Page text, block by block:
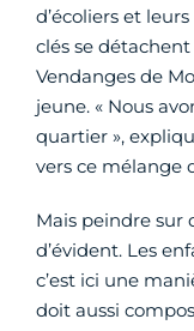
d’écoliers et
clés se
Vendanges de
jeune. « Nous
quartier »,
vers ce mélange
Mais peindre sur
d’évident. Les
c’est ici une
doit aussi